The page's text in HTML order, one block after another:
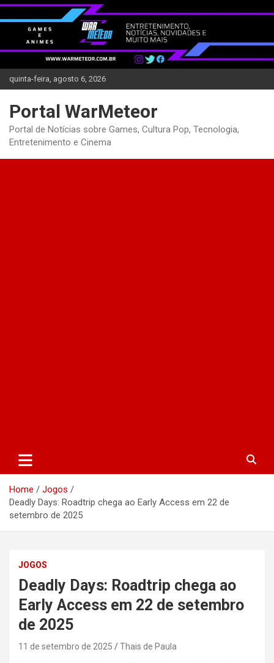
Skip
to
content
quinta-feira, agosto 6, 2026
Portal WarMeteor
Portal de Notícias sobre Games, Cultura Pop, Tecnologia,
Entretenimento e Cinema
Home
Jogos
Deadly Days: Roadtrip chega ao Early Access em 22 de
setembro de 2025
JOGOS
Deadly Days: Roadtrip chega ao
Early Access em 22 de setembro
de 2025
11 de setembro de 2025 Thais de Paula